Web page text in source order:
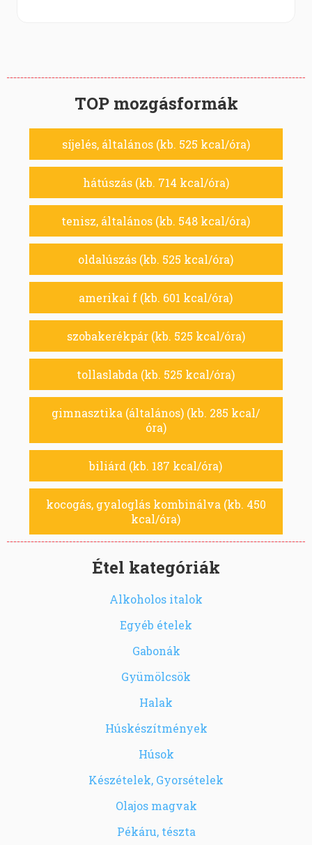
TOP mozgásformák
síjelés, általános (kb. 525 kcal/óra)
hátúszás (kb. 714 kcal/óra)
tenisz, általános (kb. 548 kcal/óra)
oldalúszás (kb. 525 kcal/óra)
amerikai f (kb. 601 kcal/óra)
szobakerékpár (kb. 525 kcal/óra)
tollaslabda (kb. 525 kcal/óra)
gimnasztika (általános) (kb. 285 kcal/
óra)
biliárd (kb. 187 kcal/óra)
kocogás, gyaloglás kombinálva (kb. 450
kcal/óra)
Étel kategóriák
Alkoholos italok
Egyéb ételek
Gabonák
Gyümölcsök
Halak
Húskészítmények
Húsok
Készételek, Gyorsételek
Olajos magvak
Pékáru, tészta